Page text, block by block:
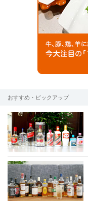
おすすめ・ピックアップ